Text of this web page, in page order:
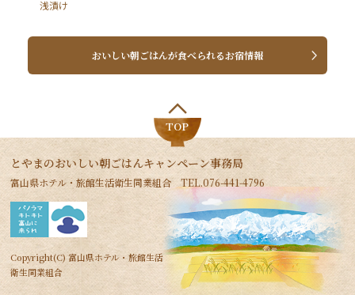
浅漬け
おいしい朝ごはんが食べられるお宿情報
TOP
とやまのおいしい朝ごはんキャンペーン事務局
富山県ホテル・旅館生活衛生同業組合 TEL.076-441-4796
Copyright(C) 富山県ホテル・旅館生活
衛生同業組合